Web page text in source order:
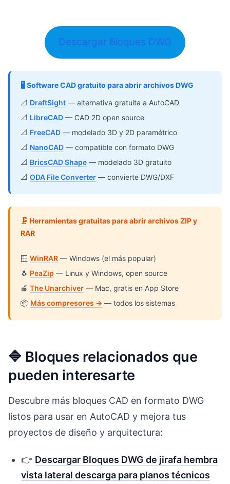
Descargar Bloques DWG
🖥️ Software CAD gratuito para abrir archivos DWG
📐 DraftSight — alternativa gratuita a AutoCAD
📐 LibreCAD — CAD 2D open source
📐 FreeCAD — modelado 3D y 2D paramétrico
📐 NanoCAD — compatible con formato DWG
📐 BricsCAD Shape — modelado 3D gratuito
📐 ODA File Converter — convierte DWG/DXF
🗜️ Herramientas gratuitas para abrir archivos ZIP y
RAR
🪟 WinRAR — Windows (el más popular)
🐧 PeaZip — Linux y Windows, open source
🍎 The Unarchiver — Mac, gratis en App Store
📦 Más compresores → — todos los sistemas
🔷 Bloques relacionados que
pueden interesarte
Descubre más bloques CAD en formato DWG
listos para usar en AutoCAD y mejora tus
proyectos de diseño y arquitectura:
👉 Descargar Bloques DWG de jirafa hembra
vista lateral descarga para planos técnicos